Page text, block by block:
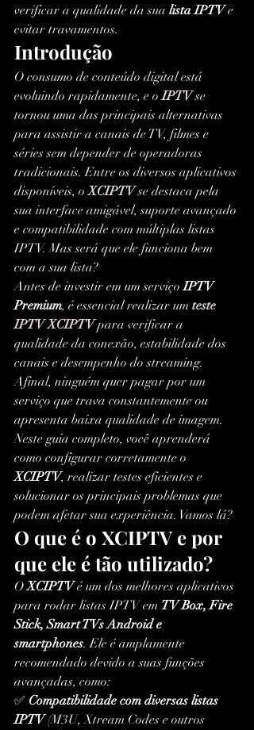
verificar a qualidade da sua lista IPTV e
evitar travamentos.
Introdução
O consumo de conteúdo digital está
evoluindo rapidamente, e o IPTV se
tornou uma das principais alternativas
para assistir a canais de TV, filmes e
séries sem depender de operadoras
tradicionais. Entre os diversos aplicativos
disponíveis, o XCIPTV se destaca pela
sua interface amigável, suporte avançado
e compatibilidade com múltiplas listas
IPTV. Mas será que ele funciona bem
com a sua lista?
Antes de investir em um serviço IPTV
Premium, é essencial realizar um teste
IPTV XCIPTV para verificar a
qualidade da conexão, estabilidade dos
canais e desempenho do streaming.
Afinal, ninguém quer pagar por um
serviço que trava constantemente ou
apresenta baixa qualidade de imagem.
Neste guia completo, você aprenderá
como configurar corretamente o
XCIPTV, realizar testes eficientes e
solucionar os principais problemas que
podem afetar sua experiência. Vamos lá?
O que é o XCIPTV e por
que ele é tão utilizado?
O XCIPTV é um dos melhores aplicativos
para rodar listas IPTV em TV Box, Fire
Stick, Smart TVs Android e
smartphones. Ele é amplamente
recomendado devido a suas funções
avançadas, como:
✅ Compatibilidade com diversas listas
IPTV (M3U, Xtream Codes e outros